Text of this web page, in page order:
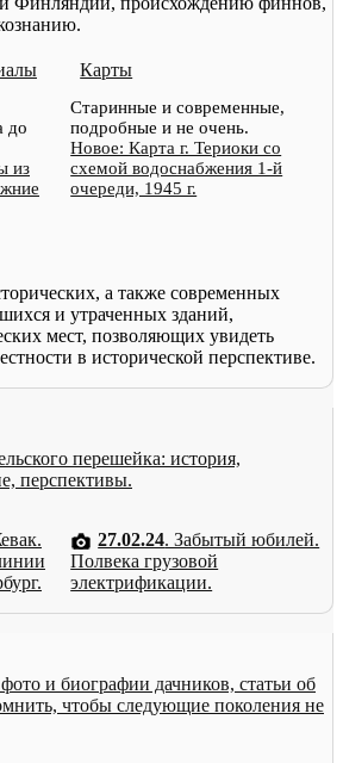
до
из
Карты
Старинные и современные,
подробные и не очень.
Новое: Карта г. Териоки со
схемой водоснабжения 1-й
очереди, 1945 г.
а также современных
и утраченных зданий,
мест, позволяющих увидеть
в исторической перспективе.
перешейка: история,
перспективы.
27.02.24. Забытый юбилей.
Полвека грузовой
электрификации.
и биографии дачников, статьи об
чтобы следующие поколения не